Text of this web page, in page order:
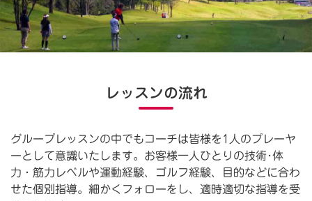
レッスンの流れ
グループレッスンの中でもコーチは皆様を1人のプレーヤ
ーとして意識いたします。お客様一人ひとりの技術･体
力・筋力レベルや運動経験、ゴルフ経験、目的などに合わ
せた個別指導。細かくフォローをし、適時適切な指導を受